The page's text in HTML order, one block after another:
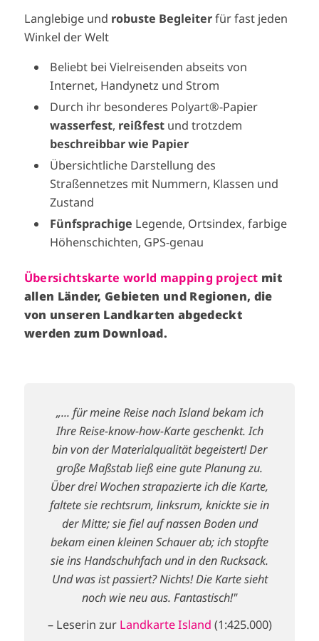
Langlebige und robuste Begleiterfür fast jeden
Winkel der Welt
Beliebt bei Vielreisenden abseits von
Internet, Handynetz und Strom
Durch ihr besonderes Polyart®-Papier
wasserfest, reißfest und trotzdem
beschreibbar wie Papier
Übersichtliche Darstellung des
Straßennetzes mit Nummern, Klassen und
Zustand
Fünfsprachige Legende, Ortsindex, farbige
Höhenschichten, GPS-genau
Übersichtskarte world mapping project mit
allen Länder, Gebieten und Regionen, die
von unseren Landkarten abgedeckt
werden zum Download.
„... für meine Reise nach Island bekam ich
Ihre Reise-know-how-Karte geschenkt. Ich
bin von der Materialqualität begeistert! Der
große Maßstab ließ eine gute Planung zu.
Über drei Wochen strapazierte ich die Karte,
faltete sie rechtsrum, linksrum, knickte sie in
der Mitte; sie fiel auf nassen Boden und
bekam einen kleinen Schauer ab; ich stopfte
sie ins Handschuhfach und in den Rucksack.
Und was ist passiert? Nichts! Die Karte sieht
noch wie neu aus. Fantastisch!"
– Leserin zur Landkarte Island (1:425.000)